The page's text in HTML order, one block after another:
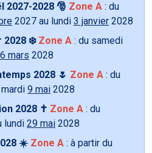
2027-2028 🎅 Zone A : du
2027 au lundi 3 janvier 2028
2028 ❄️ Zone A : du samedi
6 mars 2028
2028 🌷 Zone A : du
9 mai 2028
2028 ✝️ Zone A : du
lundi 29 mai 2028
☀️ Zone A : à partir du